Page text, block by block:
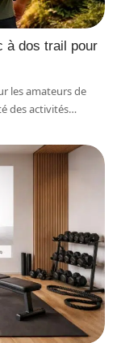
à dos trail pour
les amateurs de
des activités…